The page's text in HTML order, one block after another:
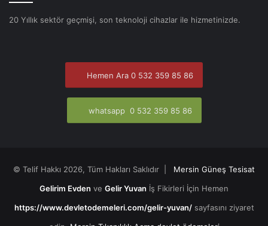
20 Yıllık sektör geçmişi, son teknoloji cihazlar ile hizmetinizde.
Hemen Ara 0 532 359 85 86
whatsapp 0 532 359 85 86
© Telif Hakkı 2026, Tüm Hakları Saklıdır | Mersin Güneş Tesisat
Gelirim Evden ve Gelir Yuvan İş Fikirleri İçin Hemen
https://www.devletodemeleri.com/gelir-yuvan/sayfasını ziyaret